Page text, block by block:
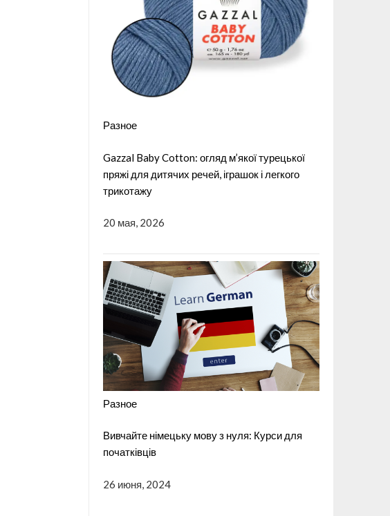
Разное
Gazzal Baby Cotton: огляд м’якої турецької
пряжі для дитячих речей, іграшок і легкого
трикотажу
20 мая, 2026
Разное
Вивчайте німецьку мову з нуля: Курси для
початківців
26 июня, 2024